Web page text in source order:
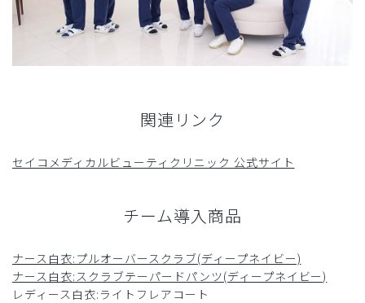
関連リンク
セイコメディカルビューティクリニック 公式サイト
チーム導入商品
ナース白衣:プルオーバースクラブ(ディープネイビー)
ナース白衣:スクラブテーパードパンツ(ディープネイビー)
レディース白衣:ライトフレアコート